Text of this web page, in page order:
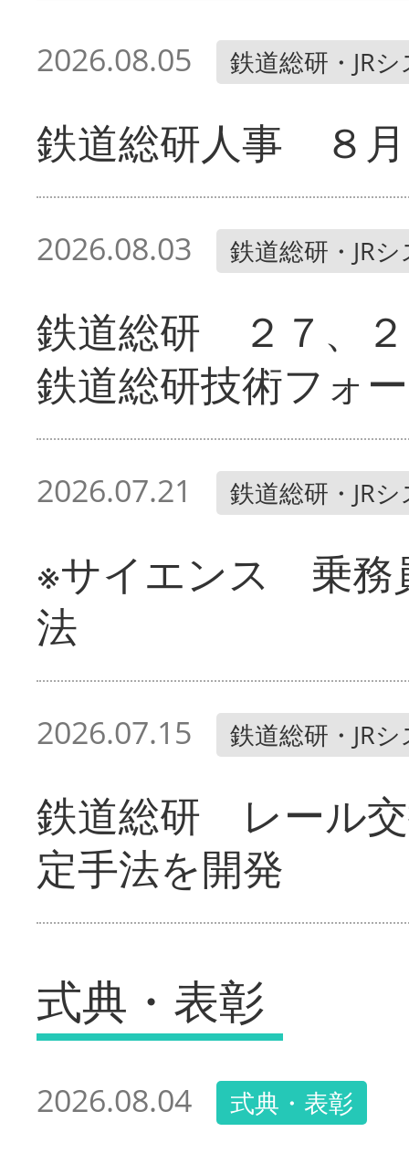
2026.08.05 鉄道総研・JR
鉄道総研人事 ８
2026.08.03 鉄道総研・JR
鉄道総研 ２７、
鉄道総研技術フォ
2026.07.21 鉄道総研・JR
※サイエンス 乗務
法
2026.07.15 鉄道総研・JR
鉄道総研 レール
定手法を開発
式典・表彰
2026.08.04 式典・表彰